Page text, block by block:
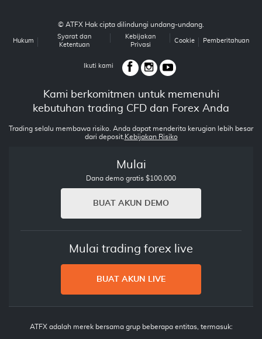
© ATFX Hak cipta dilindungi undang-undang.
Hukum
Syarat dan
Ketentuan
Kebijakan
Privasi
Cookie Pemberitahuan
Ikuti kami
Kami berkomitmen untuk memenuhi
kebutuhan trading CFD dan Forex Anda
Trading selalu membawa risiko. Anda dapat menderita kerugian lebih besar
dari deposit. Kebijakan Risiko
Mulai
Dana demo gratis $100.000
BUAT AKUN DEMO
Mulai trading forex live
BUAT AKUN LIVE
ATFX adalah merek bersama grup beberapa entitas, termasuk: